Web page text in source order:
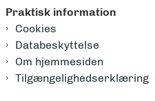
Praktisk information
Cookies
Databeskyttelse
Om hjemmesiden
Tilgængelighedserklæring